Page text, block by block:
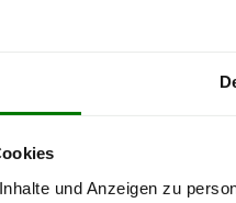
und Anzeigen zu